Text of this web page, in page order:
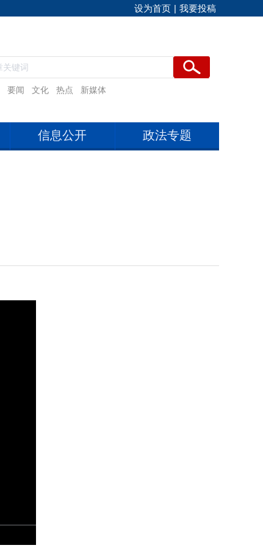
设为首页 | 我要投稿
要闻 文化 热点 新媒体
信息公开 政法专题